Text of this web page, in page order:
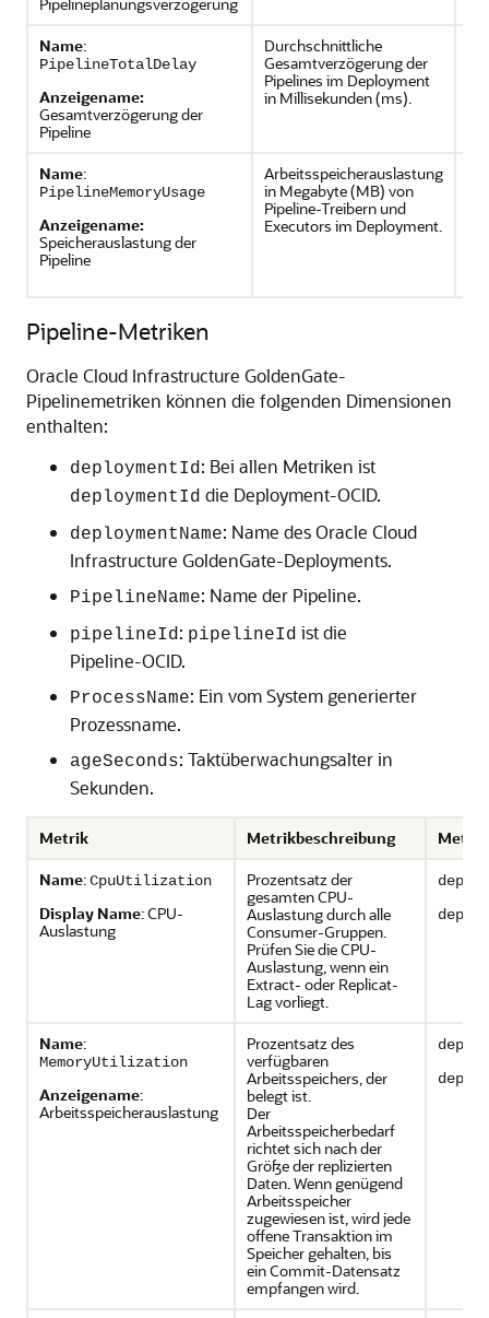
Name:
PipelineTotalDelay
Anzeigename:
Gesamtverzögerung der
Pipeline
Durchschnittliche
Gesamtverzögerung der
Pipelines im Deployment
in Millisekunden (ms).
Name:
PipelineMemoryUsage
Anzeigename:
Speicherauslastung der
Pipeline
Arbeitsspeicherauslastung
in Megabyte (MB) von
Pipeline-Treibern und
Executors im Deployment.
Pipeline-Metriken
Oracle Cloud Infrastructure GoldenGate-
Pipelinemetriken können die folgenden Dimensionen
enthalten:
deploymentId: Bei allen Metriken ist
deploymentId die Deployment-OCID.
deploymentName: Name desOracle Cloud
Infrastructure GoldenGate-Deployments.
PipelineName: Name der Pipeline.
pipelineId: pipelineId ist die
Pipeline-OCID.
ProcessName: Ein vom System generierter
Prozessname.
ageSeconds: Taktüberwachungsalter in
Sekunden.
Metrik Metrikbeschreibung
Name:CpuUtilization
Display Name: CPU-
Auslastung
Prozentsatz der
gesamten CPU-
Auslastung durch alle
Consumer-Gruppen.
Prüfen Sie die CPU-
Auslastung, wenn ein
Extract- oder Replicat-
Lag vorliegt.
Name:
MemoryUtilization
Anzeigename:
Arbeitsspeicherauslastung
Prozentsatz des
verfügbaren
Arbeitsspeichers, der
belegt ist.
Der
Arbeitsspeicherbedarf
richtet sich nach der
Größe der replizierten
Daten. Wenn genügend
Arbeitsspeicher
zugewiesen ist, wird jede
offene Transaktion im
Speicher gehalten, bis
ein Commit-Datensatz
empfangen wird.